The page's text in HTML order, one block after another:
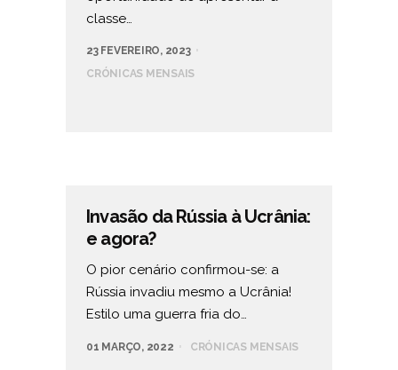
classe…
23 FEVEREIRO, 2023
CRÓNICAS MENSAIS
Invasão da Rússia à Ucrânia:
e agora?
O pior cenário confirmou-se: a
Rússia invadiu mesmo a Ucrânia!
Estilo uma guerra fria do…
01 MARÇO, 2022 CRÓNICAS MENSAIS